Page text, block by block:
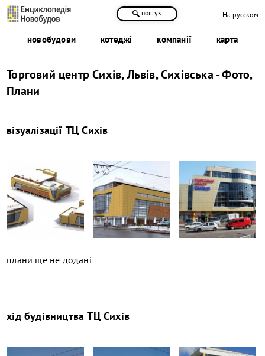
новобудови котеджі компанії карта
пошук На русском
Торговий центр Сихів, Львів, Сихівська - Фото,
Плани
візуалізації ТЦ Сихів
плани ще не додані
хід будівництваТЦ Сихів